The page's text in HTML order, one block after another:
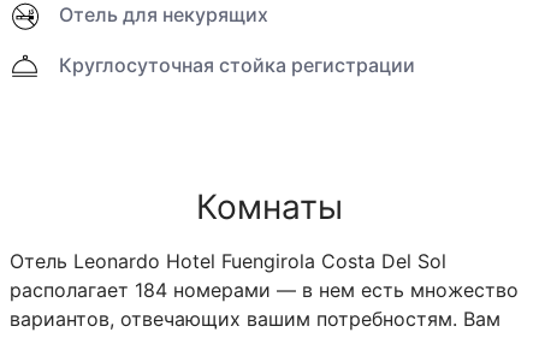
Отель для некурящих
Круглосуточная стойка регистрации
Комнаты
Отель Leonardo Hotel Fuengirola Costa Del Sol
располагает 184 номерами — в нем есть множество
вариантов, отвечающих вашим потребностям. Вам